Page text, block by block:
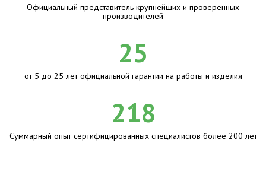
Официальный представитель крупнейших и проверенных
производителей
25
от 5 до 25 лет официальной гарантии на работы и изделия
218
Суммарный опыт сертифицированных специалистов более 200 лет